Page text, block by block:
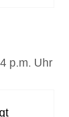
p.m. Uhr